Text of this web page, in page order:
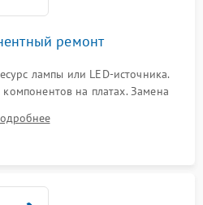
ремонт
лампы или LED-источника.
на платах. Замена
установка нового цветового
сгоревших поляризационных